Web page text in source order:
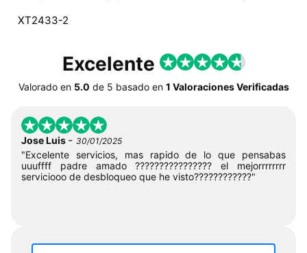
XT2433-2
Excelente
Valorado en 5.0 de 5 basado en 1 Valoraciones Verificadas
Jose Luis - 30/01/2025
"Excelente servicios, mas rapido de lo que pensabas
uuuffff padre amado ???????????????? el mejorrrrrrrr
serviciooo de desbloqueo que he visto????????????"